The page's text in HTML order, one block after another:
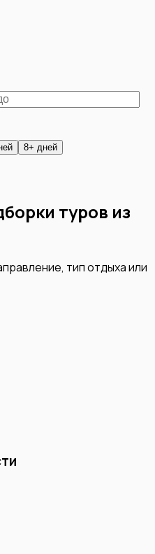
8+ дней
туров из
тип отдыха или